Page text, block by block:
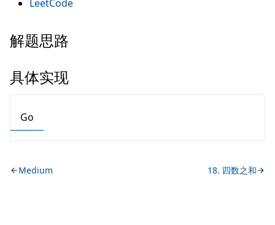
LeetCode
解题思路
具体实现
Go
Medium 18. 四数之和